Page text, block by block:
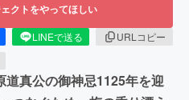
クトをやってほしい
LINEで送る
URLコピー
真公の御神忌1125年を迎